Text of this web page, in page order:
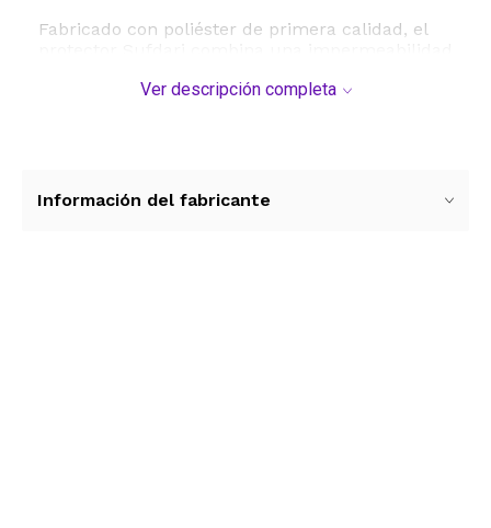
Fabricado con poliéster de primera calidad, el
laterales de tela suave permiten que el aire
para lavado a máquina, lo que te permite
Ver descripción completa
Información del fabricante